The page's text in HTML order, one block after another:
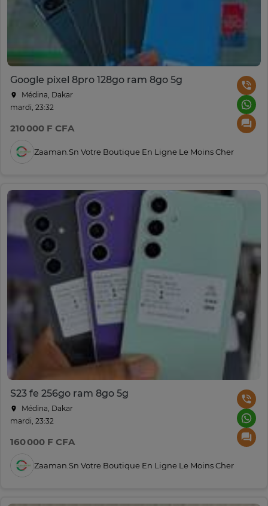
Google pixel 8pro 128go ram 8go 5g
Médina, Dakar
mardi, 23:32
210 000 F CFA
Zaaman.sn Votre Boutique En Ligne Le Moins Cher
S23 fe 256go ram 8go 5g
Médina, Dakar
mardi, 23:32
160 000 F CFA
Zaaman.sn Votre Boutique En Ligne Le Moins Cher